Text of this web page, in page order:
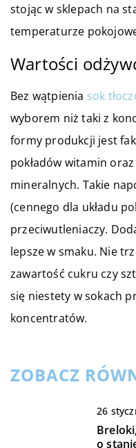
stojąc w sklepach na
temperaturze
Wartości
Bez wątpienia sok
wyborem niż taki z
formy produkcji jest
pokładów witamin
mineralnych. Takie
(cennego dla układu
przeciwutleniaczy.
lepsze w smaku. Nie
zawartość cukru czy
się niestety w sokach
koncentratów.
ZOBACZ
26
o